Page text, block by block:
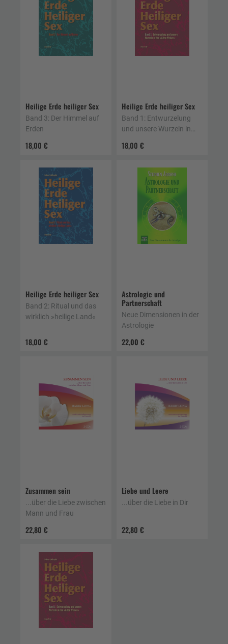
Heilige Erde heiliger Sex
18,00 €
Band 3: Der Himmel auf
Erden
Heilige Erde heiliger Sex
18,00 €
Band 1: Entwurzelung
und unsere Wurzeln in
Heilige Erde heiliger Sex
18,00 €
Band 2: Ritual und das
wirklich »heilige Land«
Astrologie und
Partnerschaft
22,00 €
Neue Dimensionen in der
Astrologie
Zusammen sein
22,80 €
...über die Liebe zwischen
Mann und Frau
Liebe und Leere
22,80 €
...über die Liebe in Dir